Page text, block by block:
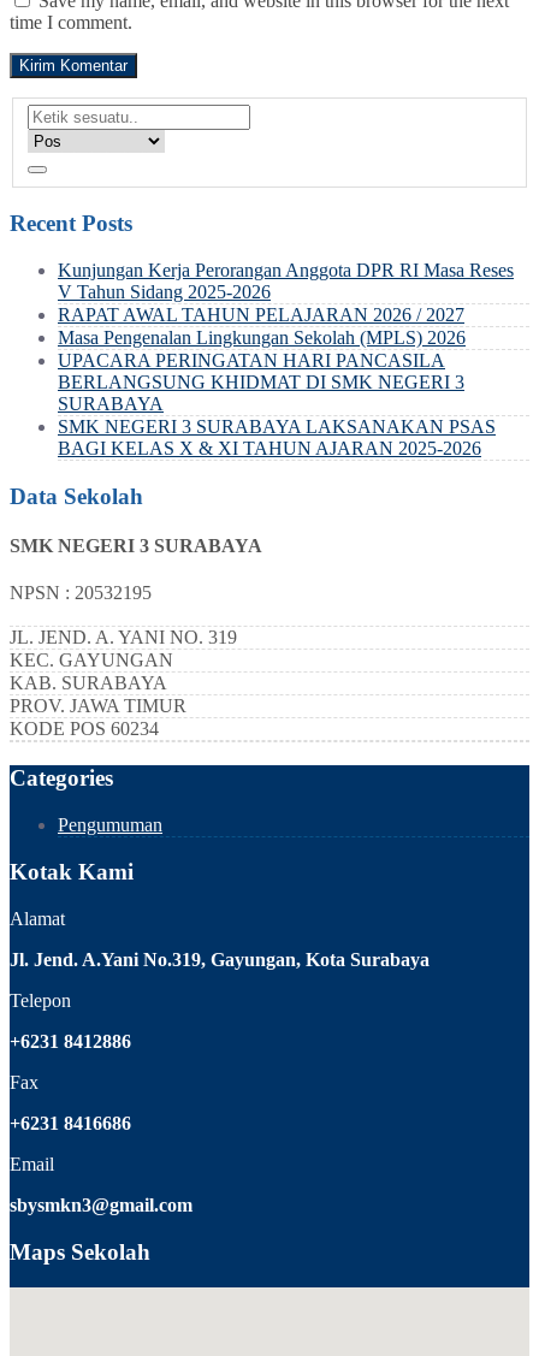
time I comment.
Recent Posts
Kunjungan Kerja Perorangan Anggota DPR RI Masa Reses
V Tahun Sidang 2025-2026
RAPAT AWAL TAHUN PELAJARAN 2026 / 2027
Masa Pengenalan Lingkungan Sekolah (MPLS) 2026
UPACARA PERINGATAN HARI PANCASILA
BERLANGSUNG KHIDMAT DI SMK NEGERI 3
SURABAYA
SMK NEGERI 3 SURABAYA LAKSANAKAN PSAS
BAGI KELAS X & XI TAHUN AJARAN 2025-2026
Data Sekolah
SMK NEGERI 3 SURABAYA
NPSN : 20532195
JL. JEND. A. YANI NO. 319
KEC. GAYUNGAN
KAB. SURABAYA
PROV. JAWA TIMUR
KODE POS 60234
Categories
Pengumuman
Kotak Kami
Alamat
Jl. Jend. A.Yani No.319, Gayungan, Kota Surabaya
Telepon
+6231 8412886
Fax
+6231 8416686
Email
sbysmkn3@gmail.com
Maps Sekolah